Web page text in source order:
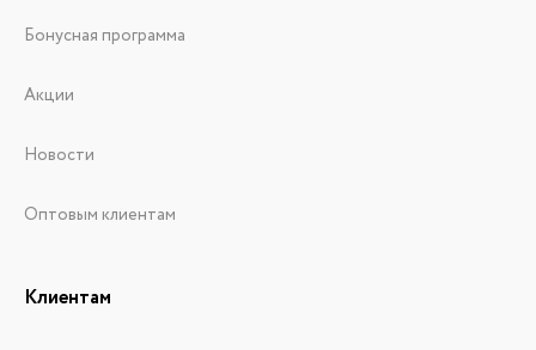
Бонусная программа
Акции
Новости
Оптовым клиентам
Клиентам